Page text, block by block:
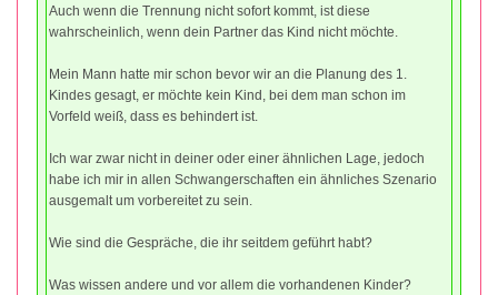
Auch wenn die Trennung nicht sofort kommt, ist diese
wahrscheinlich, wenn dein Partner das Kind nicht möchte.
Mein Mann hatte mir schon bevor wir an die Planung des 1.
Kindes gesagt, er möchte kein Kind, bei dem man schon im
Vorfeld weiß, dass es behindert ist.
Ich war zwar nicht in deiner oder einer ähnlichen Lage, jedoch
habe ich mir in allen Schwangerschaften ein ähnliches Szenario
ausgemalt um vorbereitet zu sein.
Wie sind die Gespräche, die ihr seitdem geführt habt?
Was wissen andere und vor allem die vorhandenen Kinder?